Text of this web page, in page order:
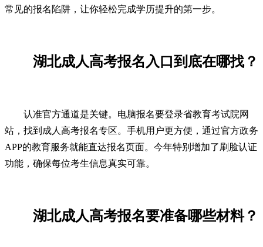
常见的报名陷阱，让你轻松完成学历提升的第一步。
湖北成人高考报名入口到底在哪找？
认准官方通道是关键。电脑报名要登录省教育考试院网
站，找到成人高考报名专区。手机用户更方便，通过官方政务
APP的教育服务就能直达报名页面。今年特别增加了刷脸认证
功能，确保每位考生信息真实可靠。
湖北成人高考报名要准备哪些材料？